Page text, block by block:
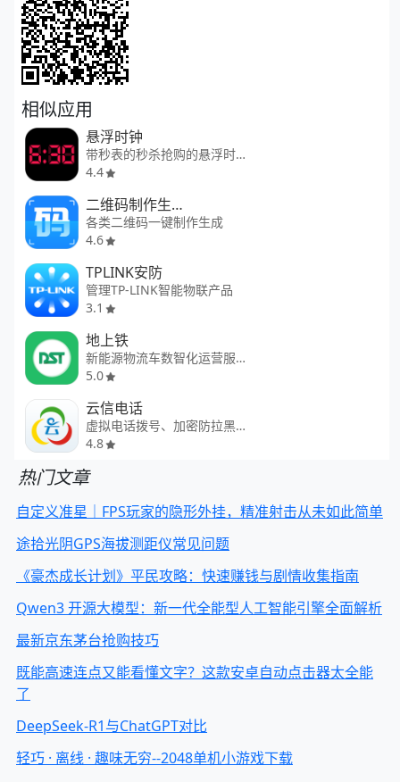
相似应用
悬浮时钟
带秒表的秒杀抢购的悬浮时钟软件
4.4
二维码制作生成神器
各类二维码一键制作生成
4.6
TPLINK安防
管理TP-LINK智能物联产品
3.1
地上铁
新能源物流车数智化运营服务商
5.0
云信电话
虚拟电话拨号、加密防拉黑打电话
4.8
热门文章
自定义准星｜FPS玩家的隐形外挂，精准射击从未如此简单
途拾光阴GPS海拔测距仪常见问题
《豪杰成长计划》平民攻略：快速赚钱与剧情收集指南
Qwen3 开源大模型：新一代全能型人工智能引擎全面解析
最新京东茅台抢购技巧
既能高速连点又能看懂文字？这款安卓自动点击器太全能
了
DeepSeek-R1与ChatGPT对比
轻巧 · 离线 · 趣味无穷--2048单机小游戏下载